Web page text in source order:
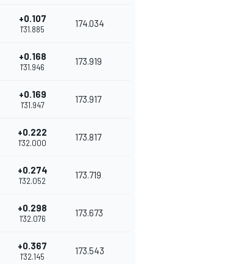
+0.107
1'31.885
174.034
+0.168
1'31.946
173.919
+0.169
1'31.947
173.917
+0.222
1'32.000
173.817
+0.274
1'32.052
173.719
+0.298
1'32.076
173.673
+0.367
1'32.145
173.543